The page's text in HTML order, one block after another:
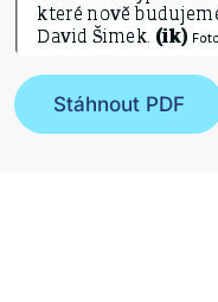
Stáhnout PDF